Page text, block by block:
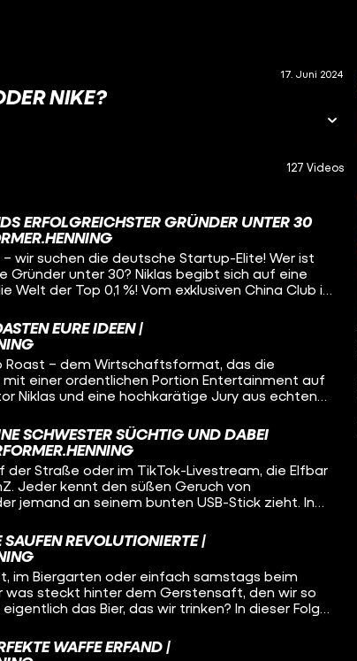
17. Juni 2024
NIKE?
127 Videos
ERFOLGREICHSTER GRÜNDER UNTER 30
wir suchen die deutsche Startup-Elite! Wer ist
Gründer unter 30? Niklas begibt sich auf eine
Welt der Top 0,1 %! Vom exklusiven China Club in
Helsing – wir decken auf, wie viel Macht und
bewegen. Wir treffen Business-Schwergewichte
Wolf, die Klartext über Millionen-Exits, Privatjets
reden. Erlebt hautnah, wie man vor dem 30.
baut, warum Bescheidenheit in Deutschland oft
psychologisch braucht, um ganz oben
Unternehmertums. Anschnallen, es wird wild!
EURE IDEEN |
Roast – dem Wirtschaftsformat, das die
einer ordentlichen Portion Entertainment auf
Niklas und eine hochkarätige Jury aus echten
junge Konzepte unter die Lupe. Der Ablauf
Schnellfragerunde auf der Punkteskala
im Whiteboard-Pitch unter Zeitdruck
Blatt vor den Mund, sondern ehrliches, witziges
unnötige Trockenheit. Bevor am Ende die
den Tagessieger verliehen wird, haben die
wertvolle Insights und jede
perfekt für alle, die Bock auf Gründung und
SCHWESTER SÜCHTIG UND DABEI
der Straße oder im TikTok-Livestream, die Elfbar
Jeder kennt den süßen Geruch von
jemand an seinem bunten USB-Stick zieht. In
Big Tobacco ins Schwitzen bringt? Und wie
pro Woche verkauft werden, obwohl es gar
Um das zu klären, schauen wir uns das
an, finden den selbsternannten Godfather of
Vapes eine ganze Generation zurück zum
warum Elfbars nicht nur der Lunge, sondern
REVOLUTIONIERTE |
im Biergarten oder einfach samstags beim
was steckt hinter dem Gerstensaft, den wir so
das Bier, das wir trinken? In dieser Folge
hat – und warum seine Idee heute ein Konzern
vierte Bier weltweit verkauft. AB InBev –
WAFFE ERFAND |